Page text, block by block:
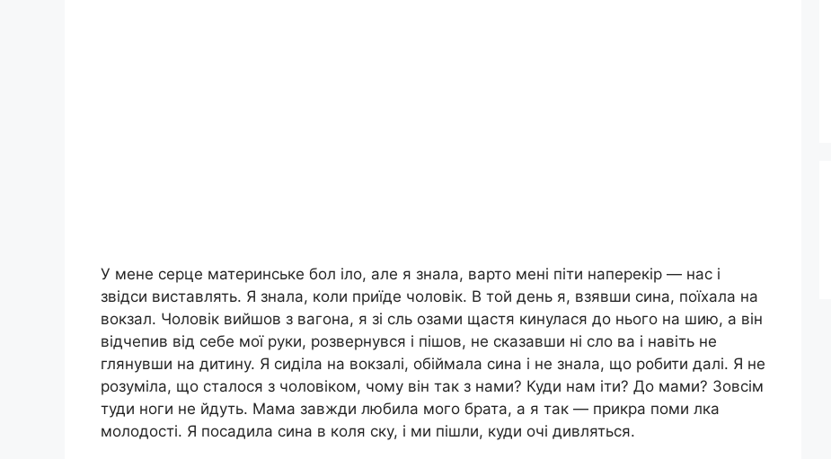
У мене серце материнське бол іло, але я знала, варто мені піти наперекір — нас і
звідси виставлять. Я знала, коли приїде чоловік. В той день я, взявши сина, поїхала на
вокзал. Чоловік вийшов з вагона, я зі сль озами щастя кинулася до нього на шию, а він
відчепив від себе мої руки, розвернувся і пішов, не сказавши ні сло ва і навіть не
глянувши на дитину. Я сиділа на вокзалі, обіймала сина і не знала, що робити далі. Я не
розуміла, що сталося з чоловіком, чому він так з нами? Куди нам іти? До мами? Зовсім
туди ноги не йдуть. Мама завжди любила мого брата, а я так — прикра поми лка
молодості. Я посадила сина в коля ску, і ми пішли, куди очі дивляться.